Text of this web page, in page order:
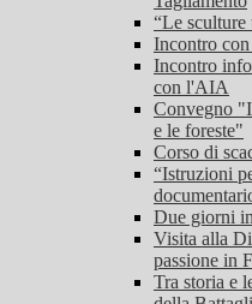
“Le
Incontro
Incontro
con l'AIA
Convegno
e le foreste"
Corso di
“Istruzioni
Due giorni
Visita alla
passione in
Tra storia e